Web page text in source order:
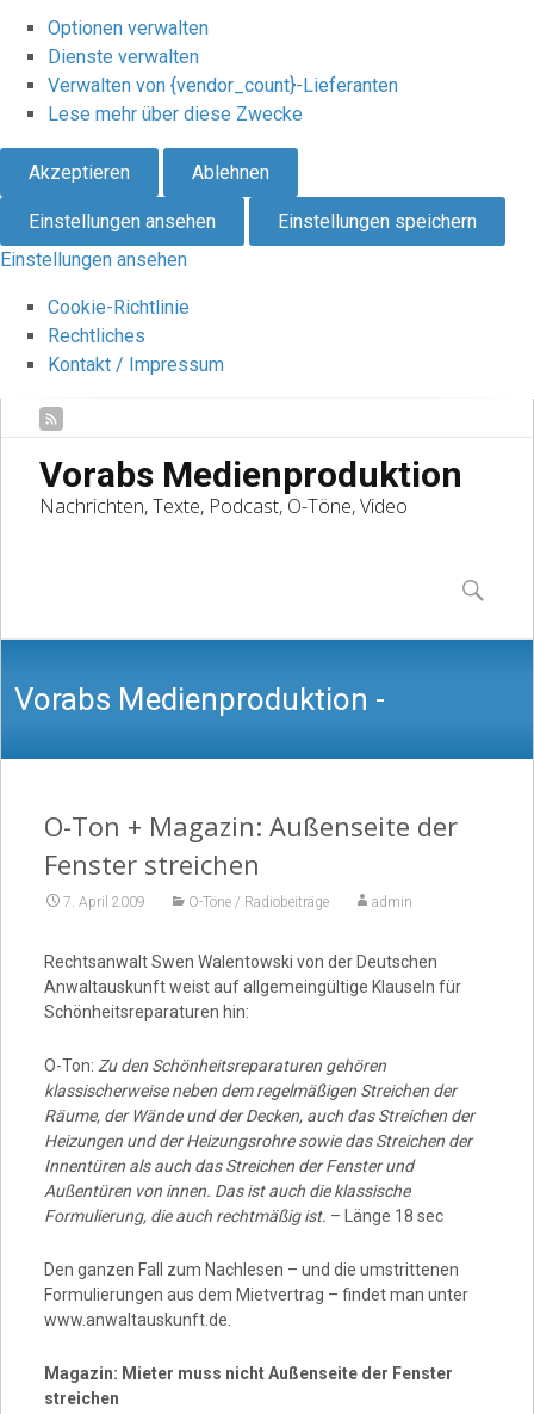
Optionen verwalten
Dienste verwalten
Verwalten von {vendor_count}-Lieferanten
Lese mehr über diese Zwecke
Akzeptieren Ablehnen
Einstellungen ansehen
Einstellungen speichern
Einstellungen ansehen
Cookie-Richtlinie
Rechtliches
Kontakt / Impressum
Vorabs Medienproduktion
Nachrichten, Texte, Podcast, O-Töne, Video
content
Suchen
nach:
Vorabs Medienproduktion -
Nachrichten, Texte, Podcast, O-Töne,
O-Ton + Magazin: Außenseite der
Fenster streichen
7. April 2009 O-Töne / Radiobeiträge admin
Rechtsanwalt Swen Walentowski von der Deutschen
Anwaltauskunft weist auf allgemeingültige Klauseln für
Schönheitsreparaturen hin:
O-Ton: Zu den Schönheitsreparaturen gehören
klassischerweise neben dem regelmäßigen Streichen der
Räume, der Wände und der Decken, auch das Streichen der
Heizungen und der Heizungsrohre sowie das Streichen der
Innentüren als auch das Streichen der Fenster und
Außentüren von innen. Das ist auch die klassische
Formulierung, die auch rechtmäßig ist. – Länge 18 sec
Den ganzen Fall zum Nachlesen – und die umstrittenen
Formulierungen aus dem Mietvertrag – findet man unter
www.anwaltauskunft.de.
Magazin: Mieter muss nicht Außenseite der Fenster
streichen